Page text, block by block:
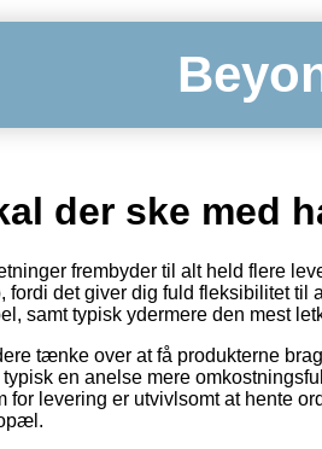
der ske med
frembyder til alt held flere
fordi det giver dig fuld fleksibilitet til
samt typisk ydermere den mest
tænke over at få produkterne
en anelse mere
for levering er utvivlsomt at hente